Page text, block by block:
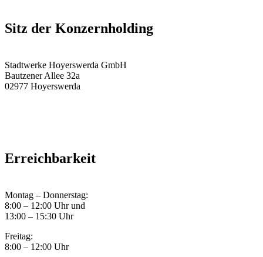
Sitz der Konzernholding
Stadtwerke Hoyerswerda GmbH
Bautzener Allee 32a
02977 Hoyerswerda
Erreichbarkeit
Montag – Donnerstag:
8:00 – 12:00 Uhr und
13:00 – 15:30 Uhr
Freitag:
8:00 – 12:00 Uhr